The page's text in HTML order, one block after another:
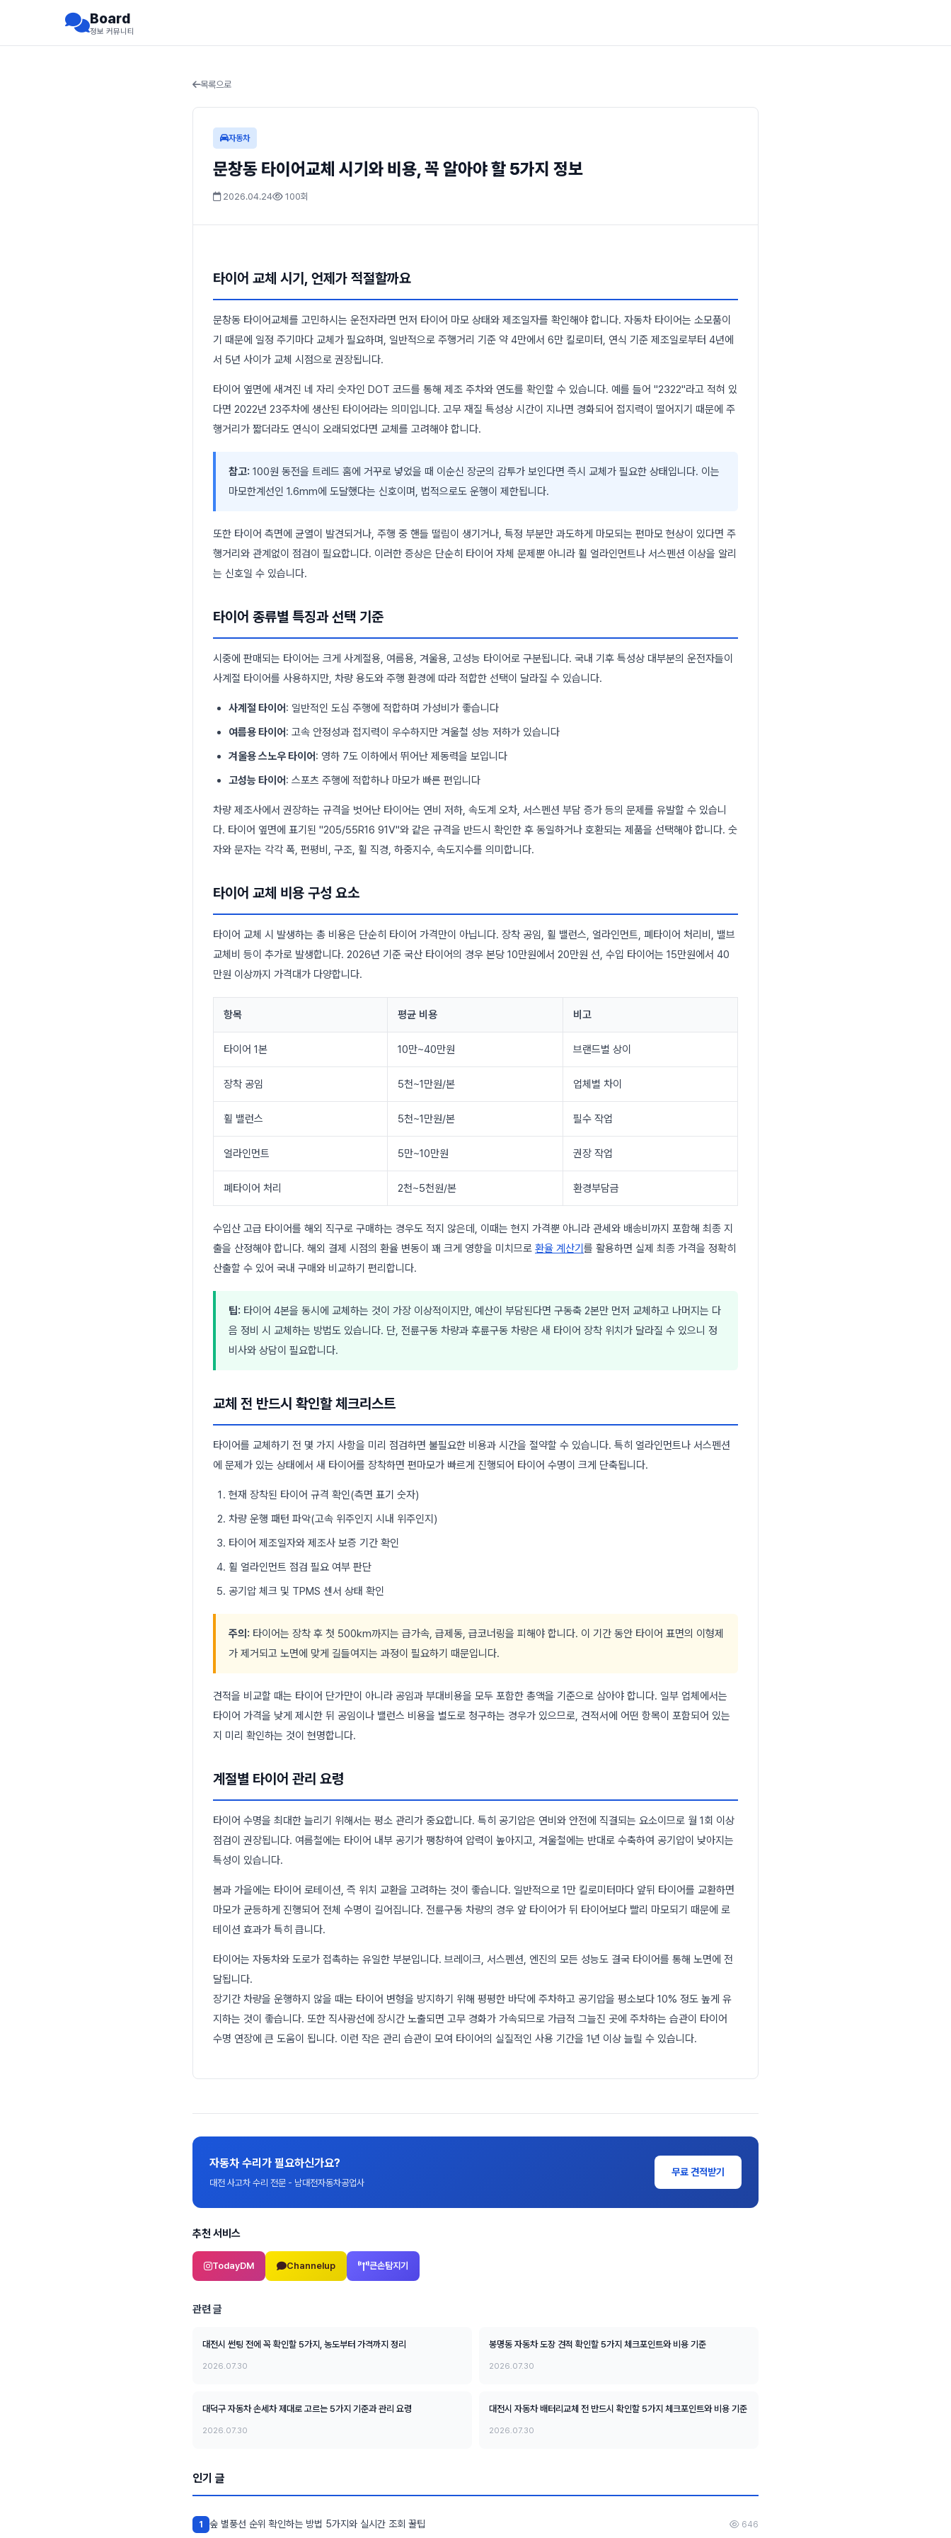
Board
정보 커뮤니티
목록으로
자동차
문창동 타이어교체 시기와 비용, 꼭 알아야 할 5가지 정보
2026.04.24 100회
타이어 교체 시기, 언제가 적절할까요
문창동 타이어교체를 고민하시는 운전자라면 먼저 타이어 마모 상태와 제조일자를 확인해야 합니다. 자동차 타이어는 소모품이
기 때문에 일정 주기마다 교체가 필요하며, 일반적으로 주행거리 기준 약 4만에서 6만 킬로미터, 연식 기준 제조일로부터 4년에
서 5년 사이가 교체 시점으로 권장됩니다.
타이어 옆면에 새겨진 네 자리 숫자인 DOT 코드를 통해 제조 주차와 연도를 확인할 수 있습니다. 예를 들어 "2322"라고 적혀 있
다면 2022년 23주차에 생산된 타이어라는 의미입니다. 고무 재질 특성상 시간이 지나면 경화되어 접지력이 떨어지기 때문에 주
행거리가 짧더라도 연식이 오래되었다면 교체를 고려해야 합니다.
참고: 100원 동전을 트레드 홈에 거꾸로 넣었을 때 이순신 장군의 감투가 보인다면 즉시 교체가 필요한 상태입니다. 이는
마모한계선인 1.6mm에 도달했다는 신호이며, 법적으로도 운행이 제한됩니다.
또한 타이어 측면에 균열이 발견되거나, 주행 중 핸들 떨림이 생기거나, 특정 부분만 과도하게 마모되는 편마모 현상이 있다면 주
행거리와 관계없이 점검이 필요합니다. 이러한 증상은 단순히 타이어 자체 문제뿐 아니라 휠 얼라인먼트나 서스펜션 이상을 알리
는 신호일 수 있습니다.
타이어 종류별 특징과 선택 기준
시중에 판매되는 타이어는 크게 사계절용, 여름용, 겨울용, 고성능 타이어로 구분됩니다. 국내 기후 특성상 대부분의 운전자들이
사계절 타이어를 사용하지만, 차량 용도와 주행 환경에 따라 적합한 선택이 달라질 수 있습니다.
사계절 타이어: 일반적인 도심 주행에 적합하며 가성비가 좋습니다
여름용 타이어: 고속 안정성과 접지력이 우수하지만 겨울철 성능 저하가 있습니다
겨울용 스노우 타이어: 영하 7도 이하에서 뛰어난 제동력을 보입니다
고성능 타이어: 스포츠 주행에 적합하나 마모가 빠른 편입니다
차량 제조사에서 권장하는 규격을 벗어난 타이어는 연비 저하, 속도계 오차, 서스펜션 부담 증가 등의 문제를 유발할 수 있습니
다. 타이어 옆면에 표기된 "205/55R16 91V"와 같은 규격을 반드시 확인한 후 동일하거나 호환되는 제품을 선택해야 합니다. 숫
자와 문자는 각각 폭, 편평비, 구조, 휠 직경, 하중지수, 속도지수를 의미합니다.
타이어 교체 비용 구성 요소
타이어 교체 시 발생하는 총 비용은 단순히 타이어 가격만이 아닙니다. 장착 공임, 휠 밸런스, 얼라인먼트, 폐타이어 처리비, 밸브
교체비 등이 추가로 발생합니다. 2026년 기준 국산 타이어의 경우 본당 10만원에서 20만원 선, 수입 타이어는 15만원에서 40
만원 이상까지 가격대가 다양합니다.
항목 평균 비용 비고
타이어 1본 10만~40만원 브랜드별 상이
장착 공임 5천~1만원/본 업체별 차이
휠 밸런스 5천~1만원/본 필수 작업
얼라인먼트 5만~10만원 권장 작업
폐타이어 처리 2천~5천원/본 환경부담금
수입산 고급 타이어를 해외 직구로 구매하는 경우도 적지 않은데, 이때는 현지 가격뿐 아니라 관세와 배송비까지 포함해 최종 지
출을 산정해야 합니다. 해외 결제 시점의 환율 변동이 꽤 크게 영향을 미치므로 환율 계산기 를 활용하면 실제 최종 가격을 정확히
산출할 수 있어 국내 구매와 비교하기 편리합니다.
팁: 타이어 4본을 동시에 교체하는 것이 가장 이상적이지만, 예산이 부담된다면 구동축 2본만 먼저 교체하고 나머지는 다
음 정비 시 교체하는 방법도 있습니다. 단, 전륜구동 차량과 후륜구동 차량은 새 타이어 장착 위치가 달라질 수 있으니 정
비사와 상담이 필요합니다.
교체 전 반드시 확인할 체크리스트
타이어를 교체하기 전 몇 가지 사항을 미리 점검하면 불필요한 비용과 시간을 절약할 수 있습니다. 특히 얼라인먼트나 서스펜션
에 문제가 있는 상태에서 새 타이어를 장착하면 편마모가 빠르게 진행되어 타이어 수명이 크게 단축됩니다.
현재 장착된 타이어 규격 확인(측면 표기 숫자)
차량 운행 패턴 파악(고속 위주인지 시내 위주인지)
타이어 제조일자와 제조사 보증 기간 확인
휠 얼라인먼트 점검 필요 여부 판단
공기압 체크 및 TPMS 센서 상태 확인
주의: 타이어는 장착 후 첫 500km까지는 급가속, 급제동, 급코너링을 피해야 합니다. 이 기간 동안 타이어 표면의 이형제
가 제거되고 노면에 맞게 길들여지는 과정이 필요하기 때문입니다.
견적을 비교할 때는 타이어 단가만이 아니라 공임과 부대비용을 모두 포함한 총액을 기준으로 삼아야 합니다. 일부 업체에서는
타이어 가격을 낮게 제시한 뒤 공임이나 밸런스 비용을 별도로 청구하는 경우가 있으므로, 견적서에 어떤 항목이 포함되어 있는
지 미리 확인하는 것이 현명합니다.
계절별 타이어 관리 요령
타이어 수명을 최대한 늘리기 위해서는 평소 관리가 중요합니다. 특히 공기압은 연비와 안전에 직결되는 요소이므로 월 1회 이상
점검이 권장됩니다. 여름철에는 타이어 내부 공기가 팽창하여 압력이 높아지고, 겨울철에는 반대로 수축하여 공기압이 낮아지는
특성이 있습니다.
봄과 가을에는 타이어 로테이션, 즉 위치 교환을 고려하는 것이 좋습니다. 일반적으로 1만 킬로미터마다 앞뒤 타이어를 교환하면
마모가 균등하게 진행되어 전체 수명이 길어집니다. 전륜구동 차량의 경우 앞 타이어가 뒤 타이어보다 빨리 마모되기 때문에 로
테이션 효과가 특히 큽니다.
타이어는 자동차와 도로가 접촉하는 유일한 부분입니다. 브레이크, 서스펜션, 엔진의 모든 성능도 결국 타이어를 통해 노면에 전
달됩니다.
장기간 차량을 운행하지 않을 때는 타이어 변형을 방지하기 위해 평평한 바닥에 주차하고 공기압을 평소보다 10% 정도 높게 유
지하는 것이 좋습니다. 또한 직사광선에 장시간 노출되면 고무 경화가 가속되므로 가급적 그늘진 곳에 주차하는 습관이 타이어
수명 연장에 큰 도움이 됩니다. 이런 작은 관리 습관이 모여 타이어의 실질적인 사용 기간을 1년 이상 늘릴 수 있습니다.
자동차 수리가 필요하신가요?
대전 사고차 수리 전문 - 남대전자동차공업사
무료 견적받기
추천 서비스
TodayDM Channelup 큰손탐지기
관련 글
대전시 썬팅 전에 꼭 확인할 5가지, 농도부터 가격까지 정리
2026.07.30
봉명동 자동차 도장 견적 확인할 5가지 체크포인트와 비용 기준
2026.07.30
대덕구 자동차 손세차 제대로 고르는 5가지 기준과 관리 요령
2026.07.30
대전시 자동차 배터리교체 전 반드시 확인할 5가지 체크포인트와 비용 기준
2026.07.30
인기 글
1 숲 별풍선 순위 확인하는 방법 5가지와 실시간 조회 꿀팁 646